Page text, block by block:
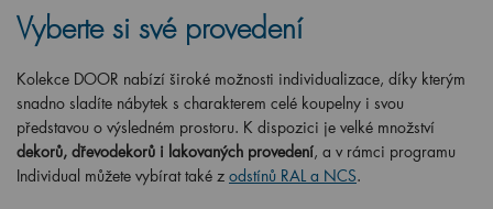
Vyberte si své provedení
Kolekce DOOR nabízí široké možnosti individualizace, díky kterým
snadno sladíte nábytek s charakterem celé koupelny i svou
představou o výsledném prostoru. K dispozici je velké množství
dekorů, dřevodekorů i lakovaných provedení, a v rámci programu
Individual můžete vybírat také z odstínů RAL a NCS.